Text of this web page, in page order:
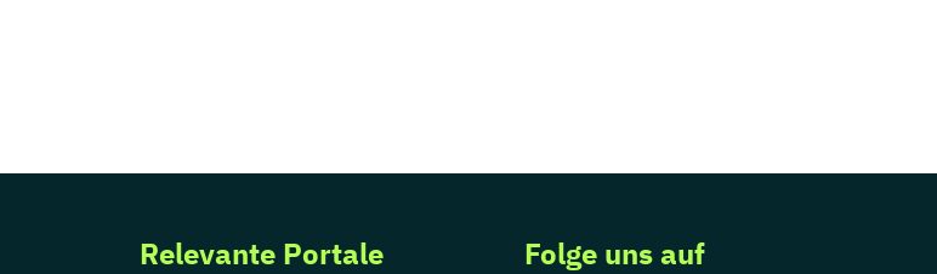
Relevante Portale Folge uns auf